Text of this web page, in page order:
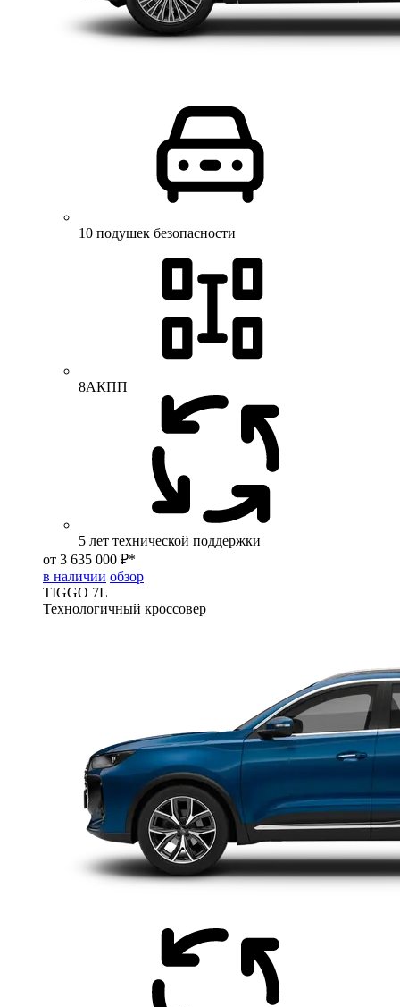
10 подушек безопасности
8АКПП
5 лет технической поддержки
от 3 635 000 ₽*
в наличии обзор
TIGGO 7L
Технологичный кроссовер